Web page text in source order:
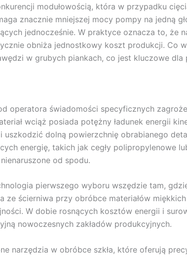
modułowością, która w przypadku
znacznie mniejszej mocy pompy na jedną
jednocześnie. W praktyce oznacza to, że
obniża jednostkowy koszt produkcji. Co
w grubych piankach, co jest kluczowe dla
operatora świadomości specyficznych
wciąż posiada potężny ładunek energii
dolną powierzchnię obrabianego
energię, takich jak cegły polipropylenowe
od spodu.
pierwszego wyboru wszędzie tam,
ze ścierniwa przy obróbce materiałów
W dobie rosnących kosztów energii i
nowoczesnych zakładów produkcyjnych.
narzędzia w obróbce szkła, które oferują